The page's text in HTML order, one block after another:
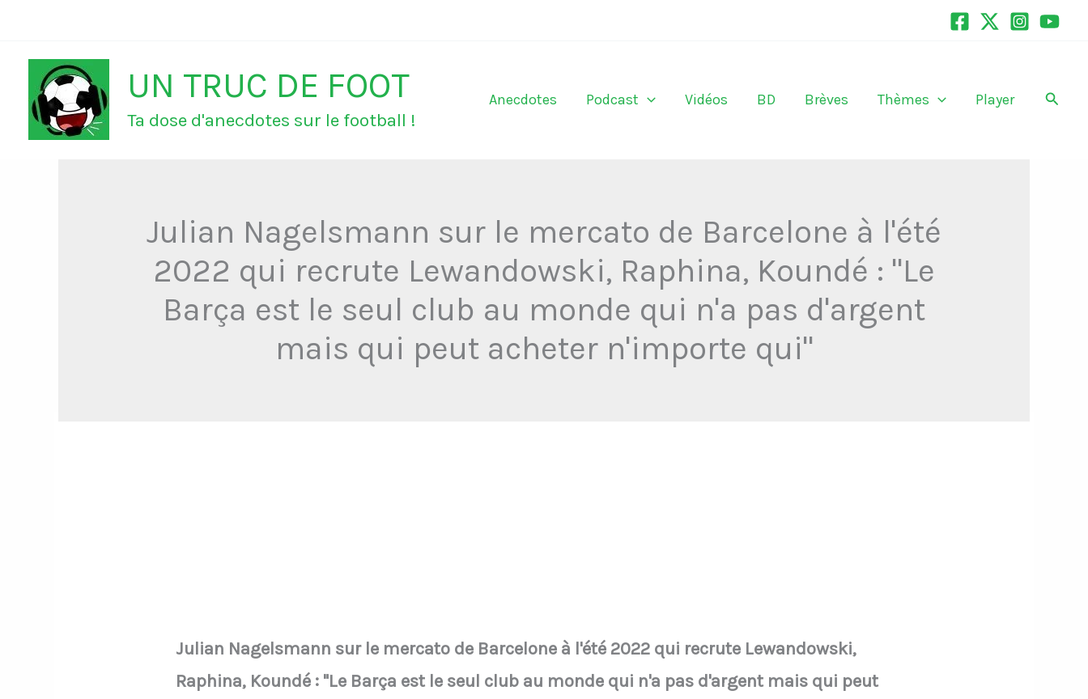
contenu
UN TRUC DE FOOT
Ta dose d'anecdotes sur le football !
Anecdotes Podcast Vidéos BD Brèves Thèmes Player
Julian Nagelsmann sur le mercato de Barcelone à l'été
2022 qui recrute Lewandowski, Raphina, Koundé : "Le
Barça est le seul club au monde qui n'a pas d'argent
mais qui peut acheter n'importe qui"
Julian Nagelsmann sur le mercato de Barcelone à l'été 2022 qui recrute Lewandowski,
Raphina, Koundé : "Le Barça est le seul club au monde qui n'a pas d'argent mais qui peut